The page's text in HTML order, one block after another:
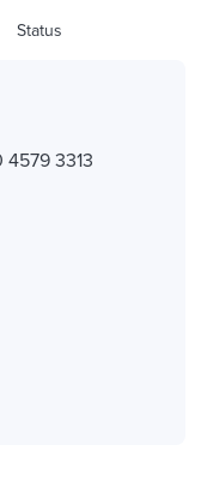
Status
4579 3313